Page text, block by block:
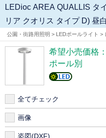
LEDioc AREA QUALLIS タ
公園
希望小売価格：
ポール別
全てチェック
画像
姿図(DXF)